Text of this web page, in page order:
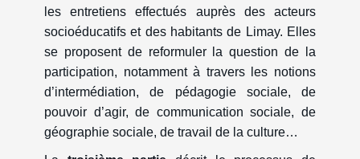
les entretiens effectués auprès des acteurs
socioéducatifs et des habitants de Limay. Elles
se proposent de reformuler la question de la
participation, notamment à travers les notions
d’intermédiation, de pédagogie sociale, de
pouvoir d’agir, de communication sociale, de
géographie sociale, de travail de la culture…